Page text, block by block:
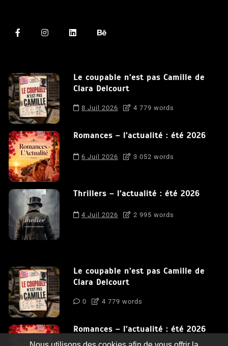
Le coupable n’est pas Camille de
Clara Delcourt
8 Juil 2026 4 779 words
Romances – l’actualité : été 2026
6 Juil 2026 3 052 words
Thrillers – l’actualité : été 2026
4 Juil 2026 2 995 words
Le coupable n’est pas Camille de
Clara Delcourt
0 4 779 words
Romances – l’actualité : été 2026